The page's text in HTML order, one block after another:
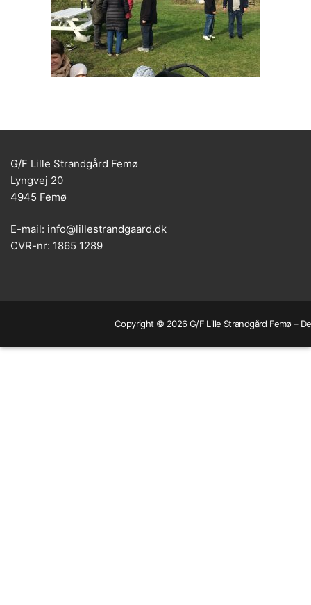
G/F Lille Strandgård Femø
Lyngvej 20
4945 Femø
E-mail: info@lillestrandgaard.dk
CVR-nr: 1865 1289
Copyright © 2026 G/F Lille Strandgård Femø –